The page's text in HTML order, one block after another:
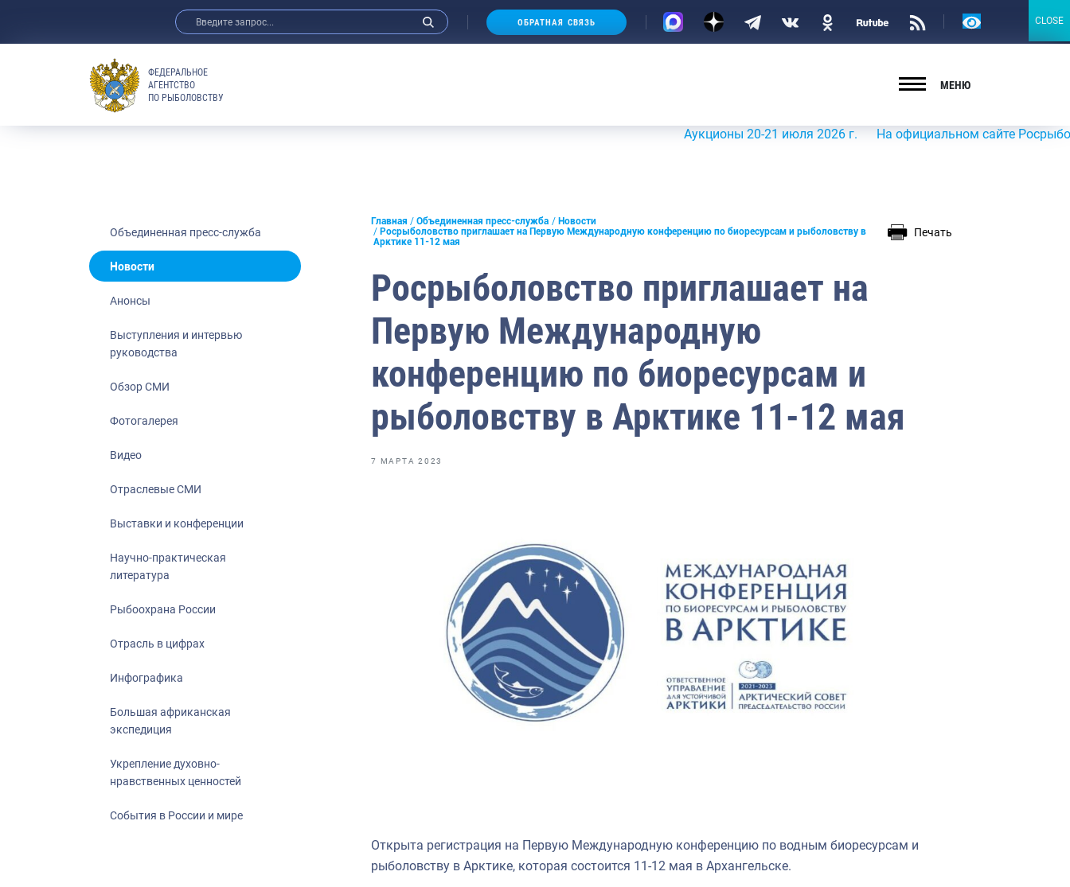
Анонсы
Отраслевые СМИ
Выставки и конференции
Научно-практическая литература
Большая африканская экспедиция
Укрепление духовно-нравственных
ОБРАТНАЯ СВЯЗЬ
Версия
ФЕДЕРАЛЬНОЕ
АГЕНТСТВО
ПО РЫБОЛОВСТВУ
МЕНЮ
Аукционы 20-21 июля 2026 г. На официальном сайте Росрыболовства
Объединенная пресс-служба
Новости
Анонсы
Выступления и интервью
руководства
Обзор СМИ
Фотогалерея
Видео
Отраслевые СМИ
Выставки и конференции
Научно-практическая
литература
Рыбоохрана России
Отрасль в цифрах
Инфографика
Большая африканская
экспедиция
Укрепление духовно-
нравственных ценностей
События в России и мире
Главная Объединенная пресс-служба
Новости
Росрыболовство приглашает на Первую Международную конференцию по биоресурсам и рыболовству в
Арктике 11-12 мая
Печать
Росрыболовство приглашает на
Первую Международную
конференцию по биоресурсам и
рыболовству в Арктике 11-12 мая
7 МАРТА 2023
Открыта регистрация на Первую Международную конференцию по водным биоресурсам и
рыболовству в Арктике, которая состоится 11-12 мая в Архангельске.
CLOSE
CLOSE